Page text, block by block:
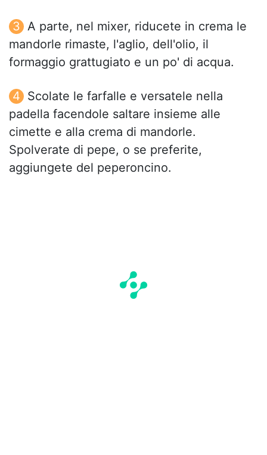
A parte, nel mixer, riducete in crema le
mandorle rimaste, l'aglio, dell'olio, il
formaggio grattugiato e un po' di acqua.
Scolate le farfalle e versatele nella
padella facendole saltare insieme alle
cimette e alla crema di mandorle.
Spolverate di pepe, o se preferite,
aggiungete del peperoncino.